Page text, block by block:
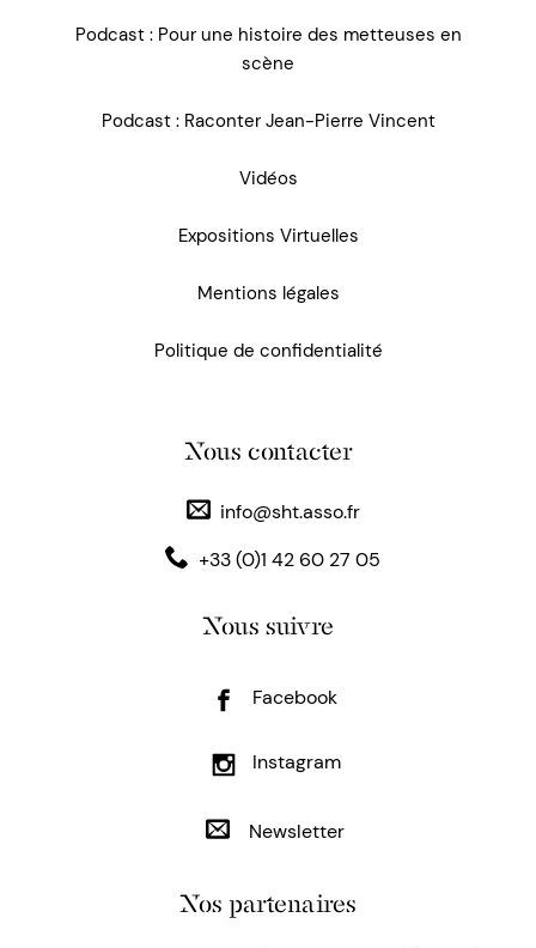
Podcast : Pour une histoire des metteuses en
scène
Podcast : Raconter Jean-Pierre Vincent
Vidéos
Expositions Virtuelles
Mentions légales
Politique de confidentialité
Nous contacter
info@sht.asso.fr
+33 (0)1 42 60 27 05
Nous suivre
Facebook
Instagram
Newsletter
Nos partenaires